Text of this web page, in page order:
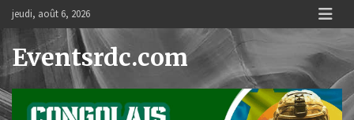
Skip
content
jeudi, août 6, 2026
Eventsrdc.com